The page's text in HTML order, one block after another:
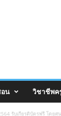
น วิชาชีพค
รับเกียรติบัตรฟรี โดย